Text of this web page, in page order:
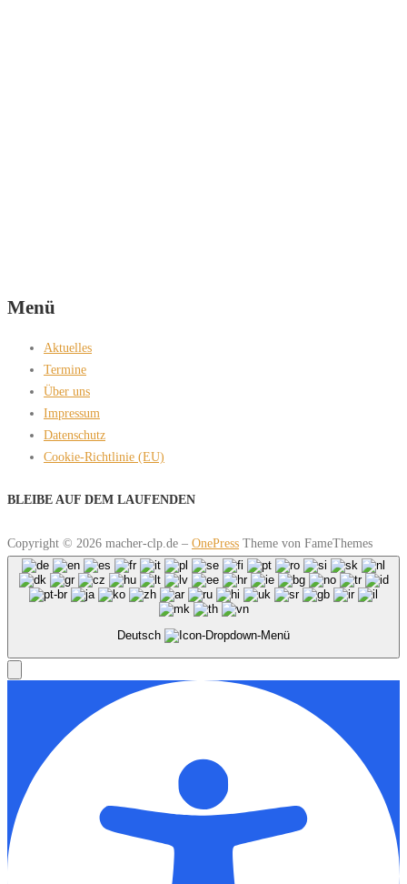
Menü
Aktuelles
Termine
Über uns
Impressum
Datenschutz
Cookie-Richtlinie (EU)
BLEIBE AUF DEM LAUFENDEN
Copyright © 2026 macher-clp.de – OnePress Theme von FameThemes
Deutsch